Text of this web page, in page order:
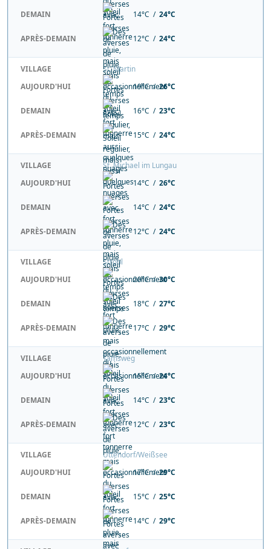
DEMAIN 14°C / 24°C
APRÈS-DEMAIN 12°C / 24°C
VILLAGE
St. Martin
AUJOURD'HUI
19°C /26°C
DEMAIN 16°C / 23°C
APRÈS-DEMAIN 15°C / 24°C
VILLAGE
St. Michael im Lungau
AUJOURD'HUI
14°C / 26°C
DEMAIN 14°C / 24°C
APRÈS-DEMAIN 12°C / 24°C
VILLAGE
Strobl
AUJOURD'HUI
20°C /30°C
DEMAIN 18°C / 27°C
APRÈS-DEMAIN 17°C / 29°C
VILLAGE
Tamsweg
AUJOURD'HUI
15°C /24°C
DEMAIN 14°C / 23°C
APRÈS-DEMAIN 12°C / 23°C
VILLAGE
Uttendorf/Weißsee
AUJOURD'HUI
17°C /29°C
DEMAIN 15°C / 25°C
APRÈS-DEMAIN 14°C / 29°C